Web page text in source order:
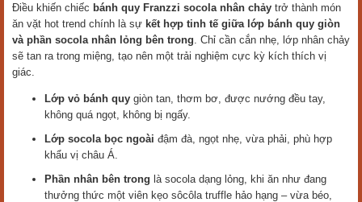
Điều khiến chiếc bánh quy Franzzi socola nhân chảy trở thành món
ăn vặt hot trend chính là sự kết hợp tinh tế giữa lớp bánh quy giòn
và phần socola nhân lỏng bên trong. Chỉ cần cắn nhẹ, lớp nhân chảy
sẽ tan ra trong miệng, tạo nên một trải nghiệm cực kỳ kích thích vị
giác.
Lớp vỏ bánh quy giòn tan, thơm bơ, được nướng đều tay,
không quá ngọt, không bị ngấy.
Lớp socola bọc ngoài đậm đà, ngọt nhẹ, vừa phải, phù hợp
khẩu vị châu Á.
Phần nhân bên trong là socola dạng lỏng, khi ăn như đang
thưởng thức một viên kẹo sôcôla truffle hảo hạng – vừa béo,